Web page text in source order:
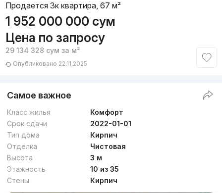
Продается 3к квартира, 67 м²
1 952 000 000 сум
Цена по запросу
29 134 328 сум за м²
Опубликовано 22.11.2025
Самое важное
Класс жилья
Комфорт
Срок сдачи
2022-01-01
Тип дома
Кирпич
Отделка
Чистовая
Высота
3 м
Этажность
10 из 35
Стены
Кирпич